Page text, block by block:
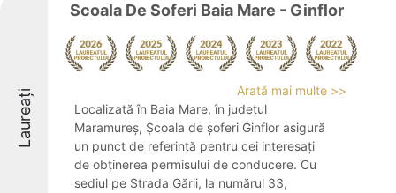
Laureați
Scoala De Soferi Baia Mare - Ginflor
Arată mai multe >>
Localizată în Baia Mare, în județul
Maramureș, Școala de șoferi Ginflor asigură
un punct de referință pentru cei interesați
de obținerea permisului de conducere. Cu
sediul pe Strada Gării, la numărul 33,